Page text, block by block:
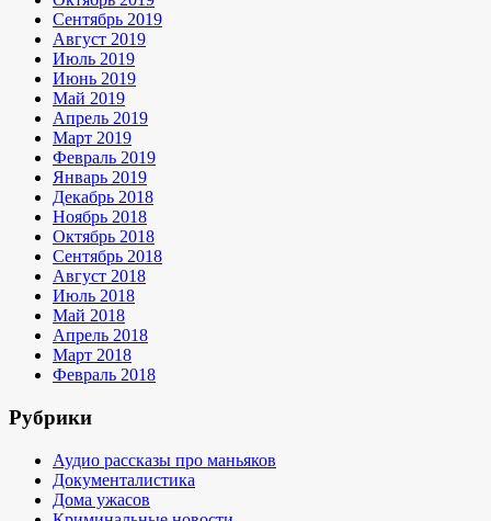
Сентябрь 2019
Август 2019
Июль 2019
Июнь 2019
Май 2019
Апрель 2019
Март 2019
Февраль 2019
Январь 2019
Декабрь 2018
Ноябрь 2018
Октябрь 2018
Сентябрь 2018
Август 2018
Июль 2018
Май 2018
Апрель 2018
Март 2018
Февраль 2018
Рубрики
Аудио рассказы про маньяков
Документалистика
Дома ужасов